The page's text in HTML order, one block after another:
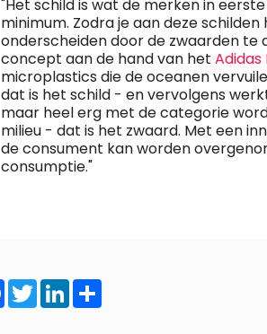
"Het schild is wat de merken in
minimum. Zodra je aan deze
onderscheiden door de zwaarden te
concept aan de hand van het Adidas
microplastics die de oceanen
dat is het schild - en vervolgens
maar heel erg met de categorie
milieu - dat is het zwaard. Met een
de consument kan worden
consumptie."
Facebook
TwitterLinkedIn